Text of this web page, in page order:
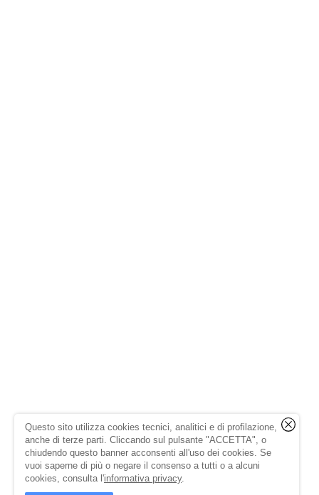
Questo sito utilizza cookies tecnici, analitici e di profilazione,
anche di terze parti. Cliccando sul pulsante "ACCETTA", o
chiudendo questo banner acconsenti all'uso dei cookies. Se
vuoi saperne di più o negare il consenso a tutti o a alcuni
cookies, consulta l'informativa privacy.